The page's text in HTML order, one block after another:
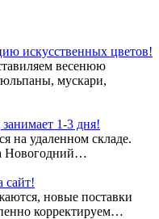
искусственных цветов!
весенюю
мускари,
1-3 дня!
на удаленном складе.
Новогодний…
сайт!
новые поставки
корректируем…